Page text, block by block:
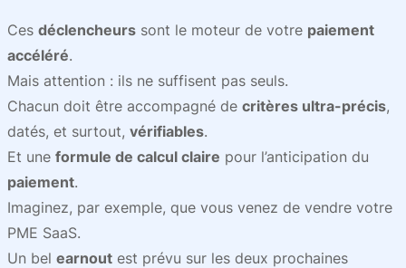
Ces déclencheurs sont le moteur de votre paiement
accéléré.
Mais attention : ils ne suffisent pas seuls.
Chacun doit être accompagné de critères ultra-précis,
datés, et surtout, vérifiables.
Et une formule de calcul claire pour l’anticipation du
paiement.
Imaginez, par exemple, que vous venez de vendre votre
PME SaaS.
Un bel earnout est prévu sur les deux prochaines